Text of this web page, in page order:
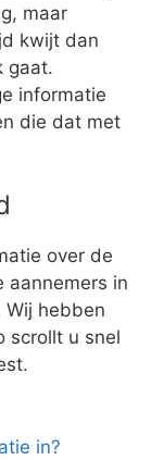
maar
kwijt dan
gaat.
informatie
die dat met
over de
aannemers in
Wij hebben
scrollt u snel
in?